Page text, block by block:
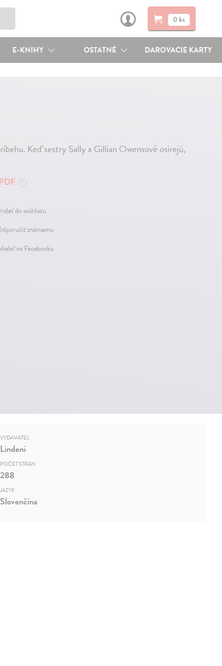
0 ks
E-KNIHY OSTATNÉ DAROVACIE KARTY
Keď sestry Sally a Gillian Owensové osirejú,
?
do wishlistu
známemu
na Facebooku
VYDAVATEĽ
Lindeni
POČET STRÁN
288
JAZYK
Slovenčina